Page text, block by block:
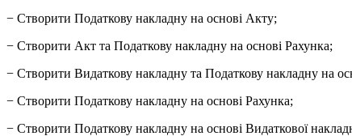
− Створити Податкову накладну на основі Акту;
− Створити Акт та Податкову накладну на основі Рахунка;
− Створити Видаткову накладну та Податкову накладну на
− Створити Податкову накладну на основі Рахунка;
− Створити Податкову накладну на основі Видаткової